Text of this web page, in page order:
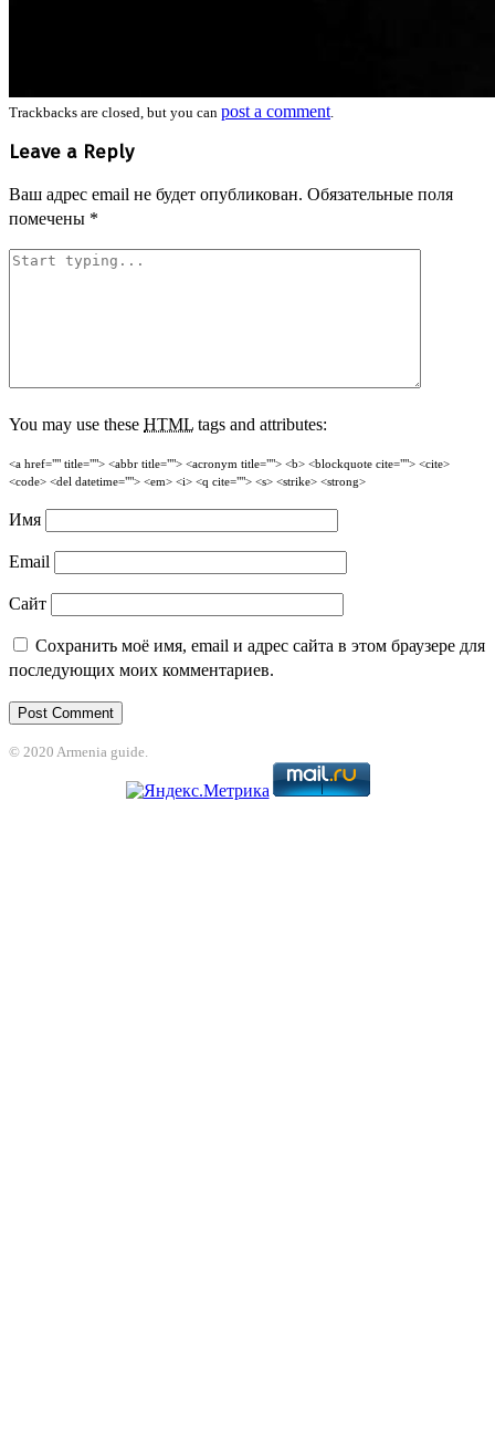
Trackbacks are closed, but you can post a comment.
Leave a Reply
Ваш адрес email не будет опубликован. Обязательные поля
помечены *
You may use these HTML tags and attributes:
<a href="" title=""> <abbr title=""> <acronym title=""> <b> <blockquote cite=""> <cite>
<code> <del datetime=""> <em> <i> <q cite=""> <s> <strike> <strong>
Имя
Email
Сайт
Сохранить моё имя, email и адрес сайта в этом браузере для
последующих моих комментариев.
© 2020 Armenia guide.